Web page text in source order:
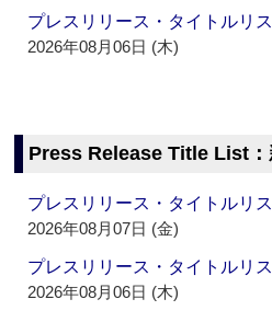
プレスリリース・タイトルリ
2026年08月06日 (木)
Press Release Title List：
プレスリリース・タイトルリ
2026年08月07日 (金)
プレスリリース・タイトルリ
2026年08月06日 (木)